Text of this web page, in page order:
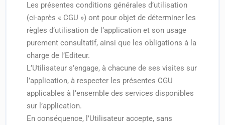
Les présentes conditions générales d’utilisation
(ci-après « CGU ») ont pour objet de déterminer les
règles d’utilisation de l’application et son usage
purement consultatif, ainsi que les obligations à la
charge de l’Editeur.
L’Utilisateur s’engage, à chacune de ses visites sur
l’application, à respecter les présentes CGU
applicables à l’ensemble des services disponibles
sur l’application.
En conséquence, l’Utilisateur accepte, sans